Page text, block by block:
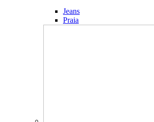
Jeans
Praia